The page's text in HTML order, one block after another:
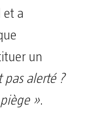
et a
un
pas alerté ?
».